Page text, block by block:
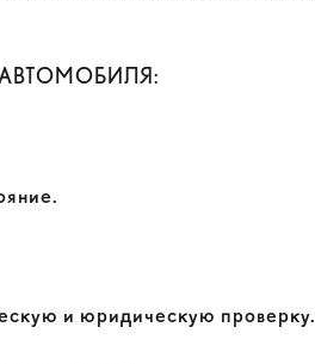
и юридическую проверку.